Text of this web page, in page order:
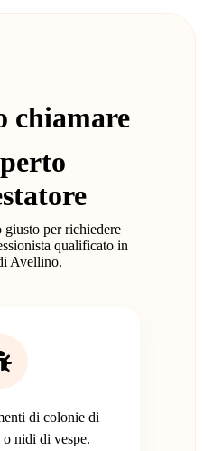
chiamare
per richiedere
qualificato in
Avellino.
di colonie di
nidi di vespe.